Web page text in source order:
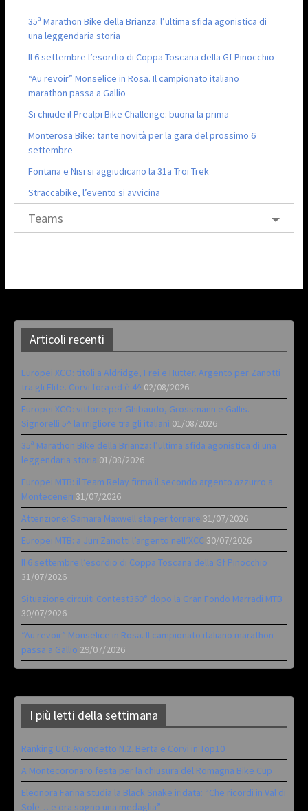
35ª Marathon Bike della Brianza: l’ultima sfida agonistica di
una leggendaria storia
Il 6 settembre l’esordio di Coppa Toscana della Gf Pinocchio
“Au revoir” Monselice in Rosa. Il campionato italiano
marathon passa a Gallio
Si chiude il Prealpi Bike Challenge: buona la prima
Monterosa Bike: tante novità per la gara del prossimo 6
settembre
Fontana e Nisi si aggiudicano la 31a Troi Trek
Straccabike, l’evento si avvicina
Teams
Articoli recenti
Europei XCO: titoli a Aldridge, Frei e Hutter. Argento per Zanotti
tra gli Elite. Corvi fora ed è 4^ 02/08/2026
Europei XCO: vittorie per Ghibaudo, Grossmann e Gallis.
Signorelli 5^ la migliore tra gli italiani 01/08/2026
35ª Marathon Bike della Brianza: l’ultima sfida agonistica di una
leggendaria storia 01/08/2026
Europei MTB: il Team Relay firma il secondo argento azzurro a
Monteceneri 31/07/2026
Attenzione: Samara Maxwell sta per tornare 31/07/2026
Europei MTB: a Juri Zanotti l’argento nell’XCC 30/07/2026
Il 6 settembre l’esordio di Coppa Toscana della Gf Pinocchio
31/07/2026
Situazione circuiti Contest360° dopo la Gran Fondo Marradi MTB
30/07/2026
“Au revoir” Monselice in Rosa. Il campionato italiano marathon
passa a Gallio 29/07/2026
I più letti della settimana
Ranking UCI: Avondetto N.2. Berta e Corvi in Top10
A Montecoronaro festa per la chiusura del Romagna Bike Cup
Eleonora Farina studia la Black Snake iridata: “Che ricordi in Val di
Sole… e ora sogno una medaglia”